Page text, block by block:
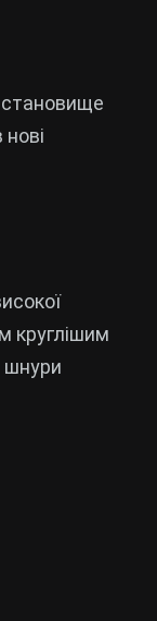
становище
круглішим
шнури